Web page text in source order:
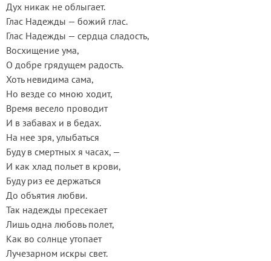
Дух никак не облыгает.
Глас Надежды — божий глас.
Глас Надежды — сердца сладость,
Восхищение ума,
О добре грядущем радость.
Хоть невидима сама,
Но везде со мною ходит,
Время весело проводит
И в забавах и в бедах.
На нее зря, улыбаться
Буду в смертных я часах, —
И как хлад польет в крови,
Буду риз ее держаться
До объятия любви.
Так надежды пресекает
Лишь одна любовь полет,
Как во солнце утопает
Лучезарном искры свет.